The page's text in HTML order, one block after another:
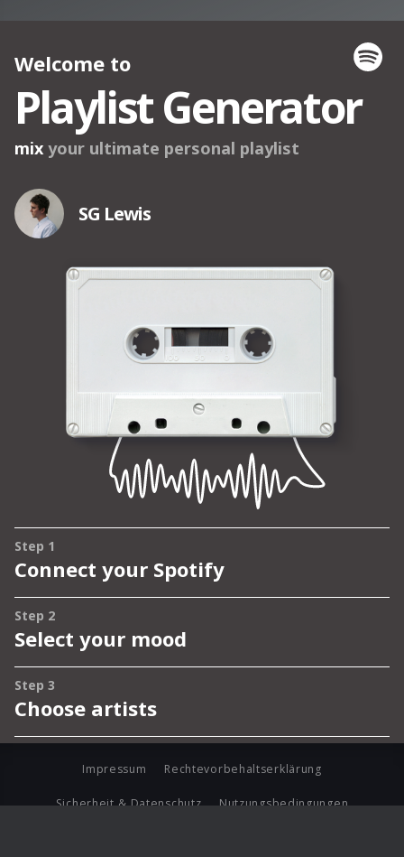
Impressum Rechtevorbehaltserklärung
Sicherheit & Datenschutz Nutzungsbedingungen